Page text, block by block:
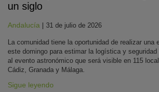
un siglo
Andalucía | 31 de julio de 2026
La comunidad tiene la oportunidad de realizar una
este domingo para estimar la logística y
al evento astronómico que será visible en 115
Cádiz, Granada y Málaga.
Sigue leyendo